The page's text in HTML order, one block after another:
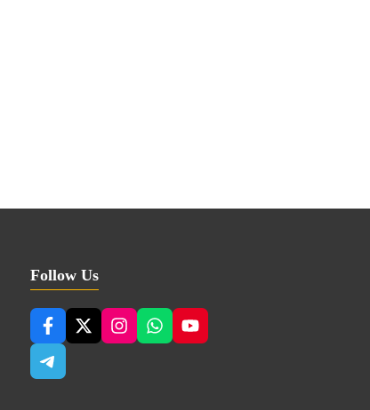
Follow Us